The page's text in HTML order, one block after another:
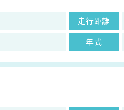
走行距離
年式